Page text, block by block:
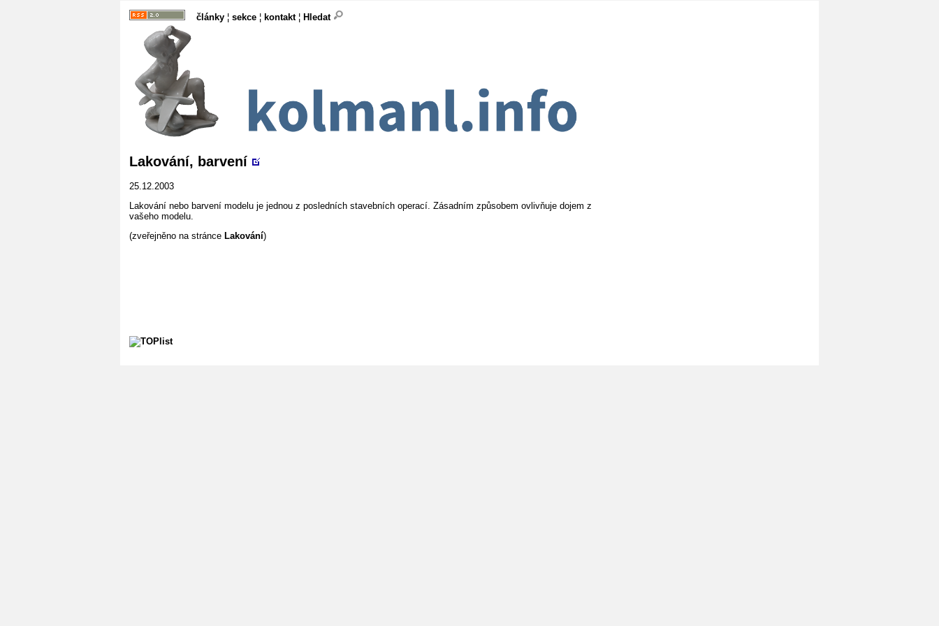
články ¦ sekce ¦ kontakt¦ Hledat
Lakování, barvení
25.12.2003
Lakování nebo barvení modelu je jednou z posledních stavebních operací. Zásadním způsobem ovlivňuje dojem z
vašeho modelu.
(zveřejněno na stránce Lakování)